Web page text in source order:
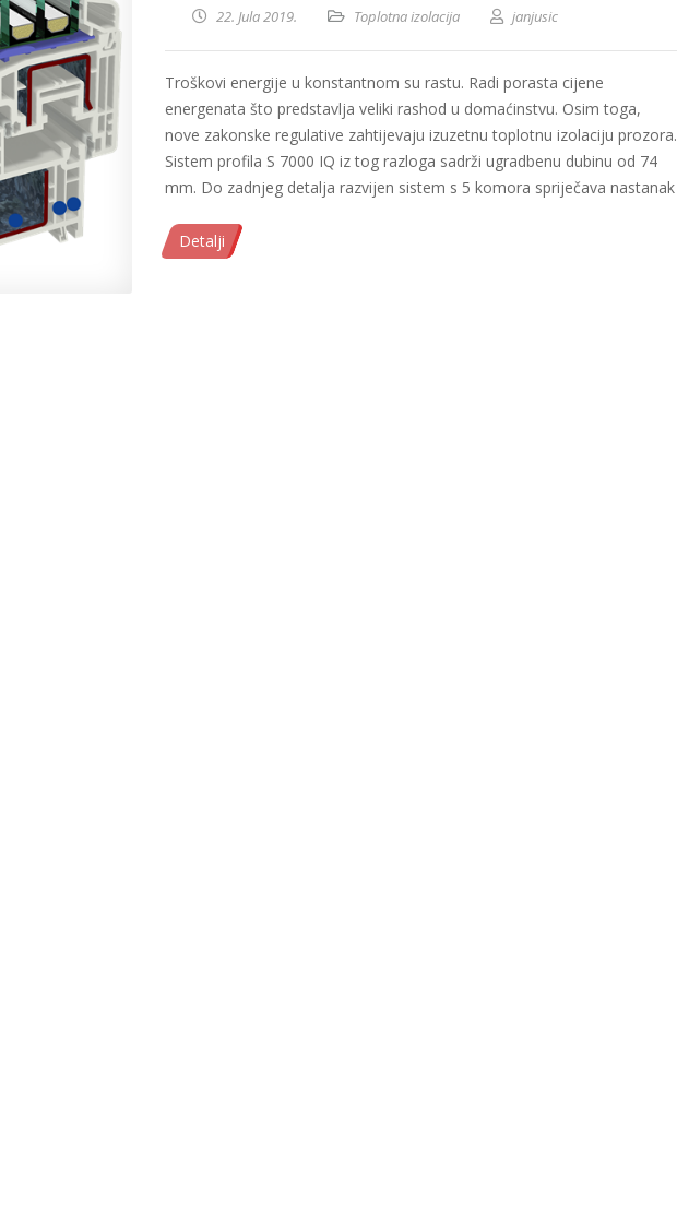
22. Jula 2019. Toplotna izolacija janjusic
Troškovi energije u konstantnom su rastu. Radi porasta cijene
energenata što predstavlja veliki rashod u domaćinstvu. Osim toga,
nove zakonske regulative zahtijevaju izuzetnu toplotnu izolaciju prozora.
Sistem profila S 7000 IQ iz tog razloga sadrži ugradbenu dubinu od 74
mm. Do zadnjeg detalja razvijen sistem s 5 komora spriječava nastanak
Detalji